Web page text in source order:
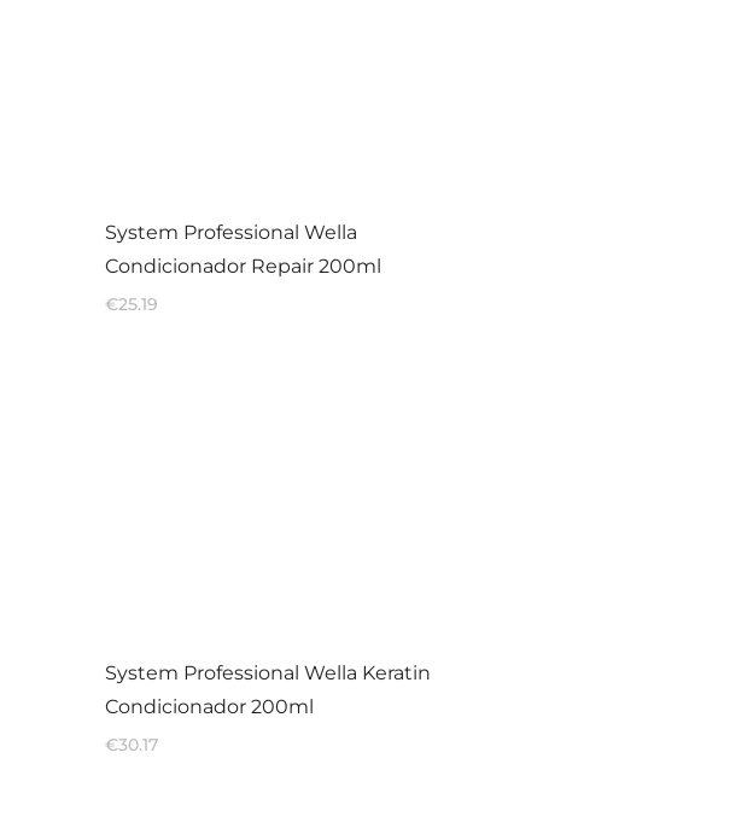
System Professional Wella
Condicionador Repair 200ml
€25.19
System Professional Wella Keratin
Condicionador 200ml
€30.17